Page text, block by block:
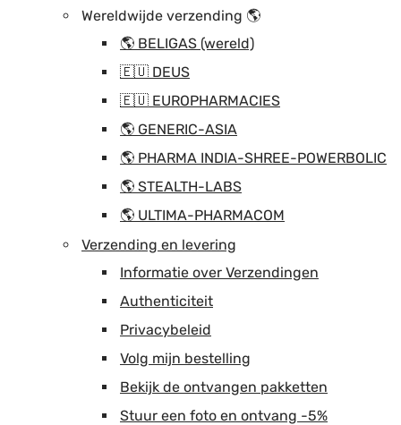
Wereldwijde verzending 🌎
🌎 BELIGAS (wereld)
🇪🇺 DEUS
🇪🇺 EUROPHARMACIES
🌎 GENERIC-ASIA
🌎 PHARMA INDIA-SHREE-POWERBOLIC
🌎 STEALTH-LABS
🌎 ULTIMA-PHARMACOM
Verzending en levering
Informatie over Verzendingen
Authenticiteit
Privacybeleid
Volg mijn bestelling
Bekijk de ontvangen pakketten
Stuur een foto en ontvang -5%